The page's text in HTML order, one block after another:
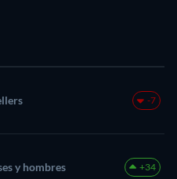
-7
y hombres +34